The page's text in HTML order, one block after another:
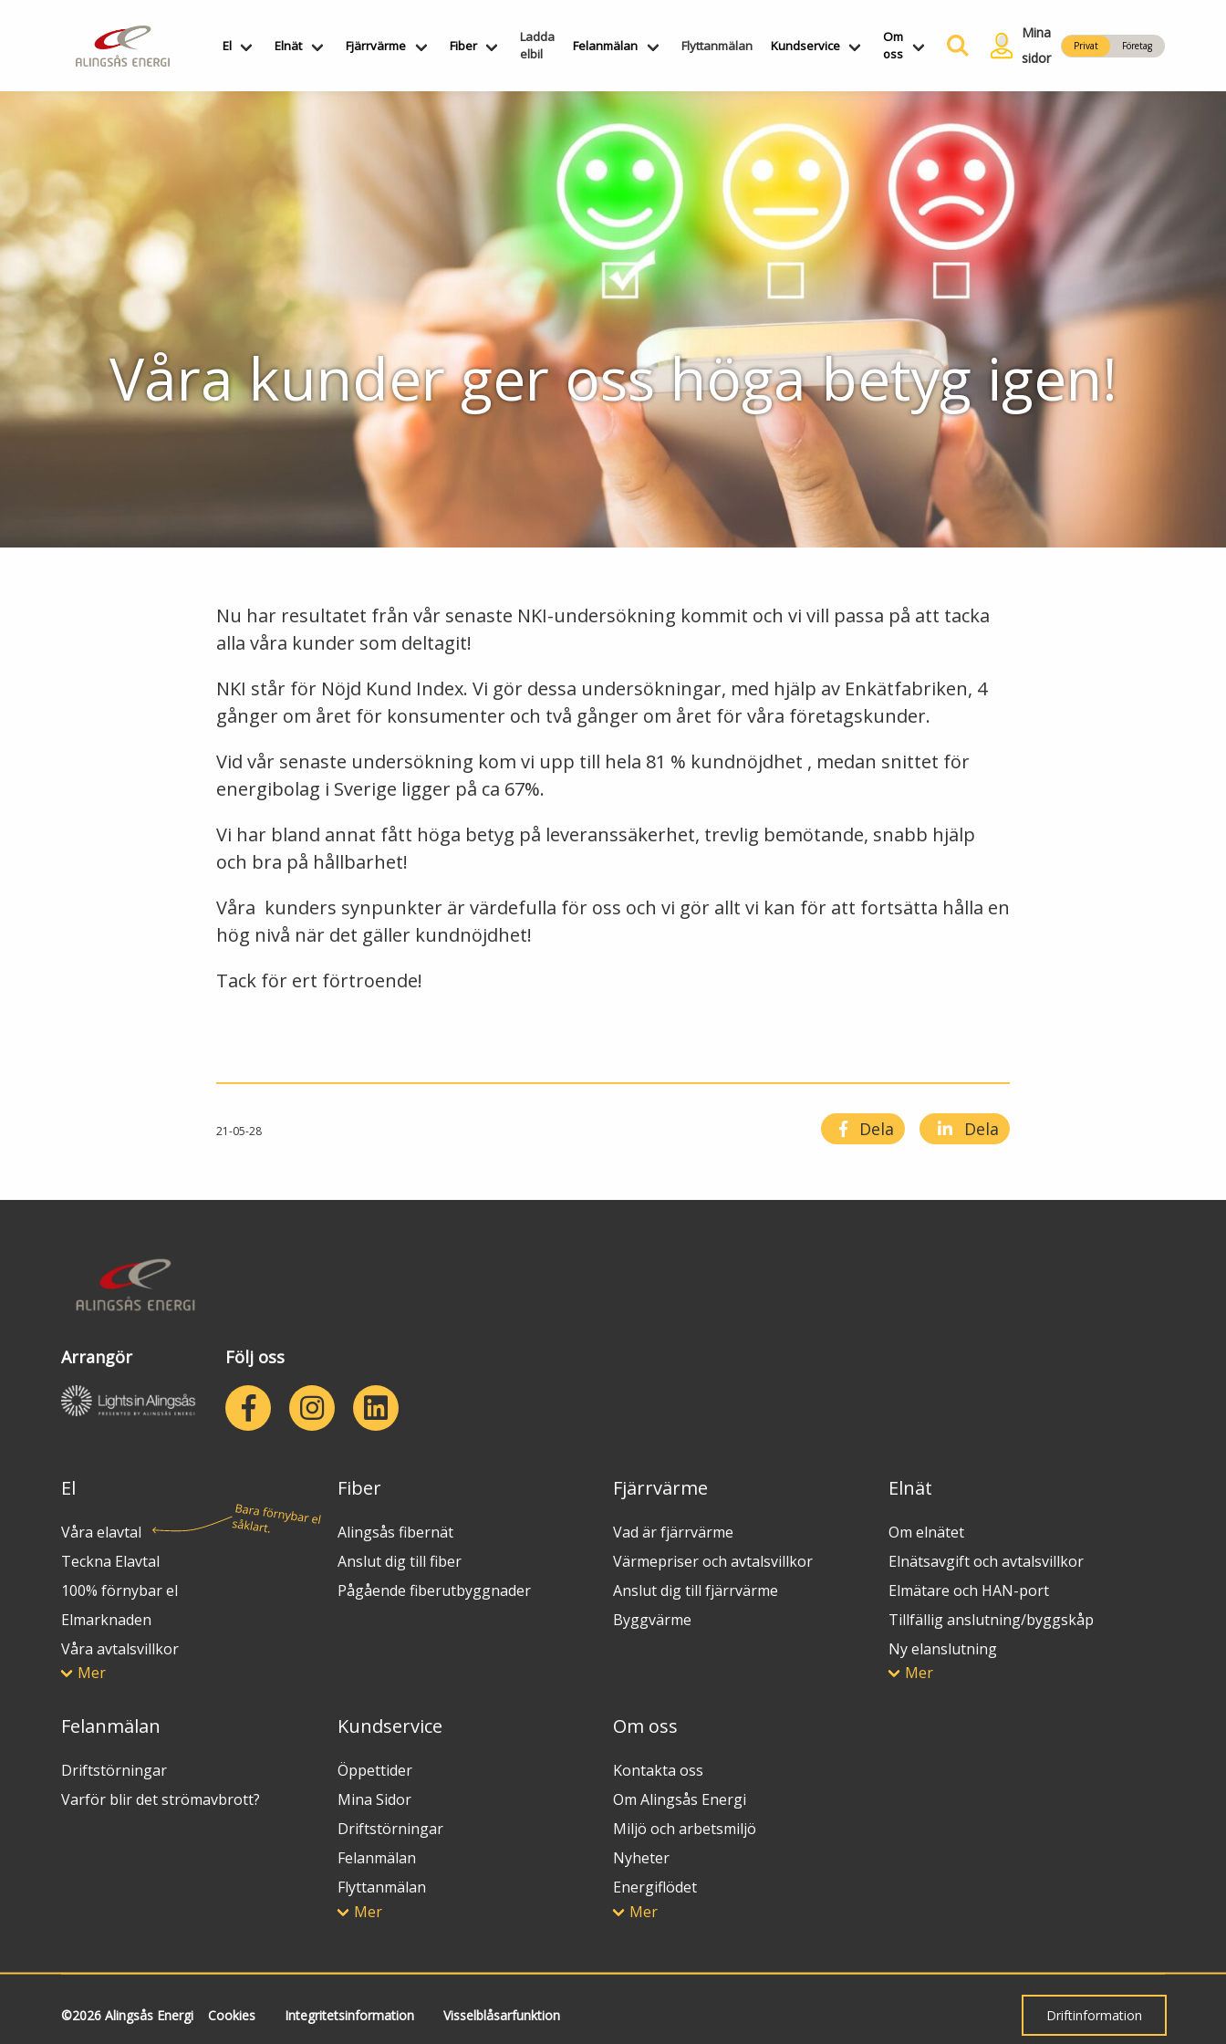
El Elnät Fjärrvärme Fiber
Ladda
elbil
Felanmälan Flyttanmälan Kundservice
Om
oss
Mina
sidor
Privat Företag
Våra kunder ger oss höga betyg igen!
Nu har resultatet från vår senaste NKI-undersökning kommit och vi vill passa på att tacka
alla våra kunder som deltagit!
NKI står för Nöjd Kund Index. Vi gör dessa undersökningar, med hjälp av Enkätfabriken, 4
gånger om året för konsumenter och två gånger om året för våra företagskunder.
Vid vår senaste undersökning kom vi upp till hela 81 % kundnöjdhet , medan snittet för
energibolag i Sverige ligger på ca 67%.
Vi har bland annat fått höga betyg på leveranssäkerhet, trevlig bemötande, snabb hjälp
och bra på hållbarhet!
Våra kunders synpunkter är värdefulla för oss och vi gör allt vi kan för att fortsätta hålla en
hög nivå när det gäller kundnöjdhet!
Tack för ert förtroende!
21-05-28 Dela Dela
Arrangör Följ oss
El
Våra elavtal
Teckna Elavtal
100% förnybar el
Elmarknaden
Våra avtalsvillkor
Mer
Fiber
Alingsås fibernät
Anslut dig till fiber
Pågående fiberutbyggnader
Fjärrvärme
Vad är fjärrvärme
Värmepriser och avtalsvillkor
Anslut dig till fjärrvärme
Byggvärme
Elnät
Om elnätet
Elnätsavgift och avtalsvillkor
Elmätare och HAN-port
Tillfällig anslutning/byggskåp
Ny elanslutning
Mer
Felanmälan
Driftstörningar
Varför blir det strömavbrott?
Kundservice
Öppettider
Mina Sidor
Driftstörningar
Felanmälan
Flyttanmälan
Mer
Om oss
Kontakta oss
Om Alingsås Energi
Miljö och arbetsmiljö
Nyheter
Energiflödet
Mer
©2026 Alingsås Energi Cookies Integritetsinformation Visselblåsarfunktion Driftinformation